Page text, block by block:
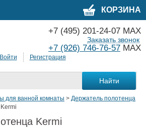
КОРЗИНА
Войти Регистрация
+7 (495) 201-24-07 MAX
+7 (926) 746-76-57 MAX
Заказать звонок
для ванной комнаты > Держатель полотенца
Kermi